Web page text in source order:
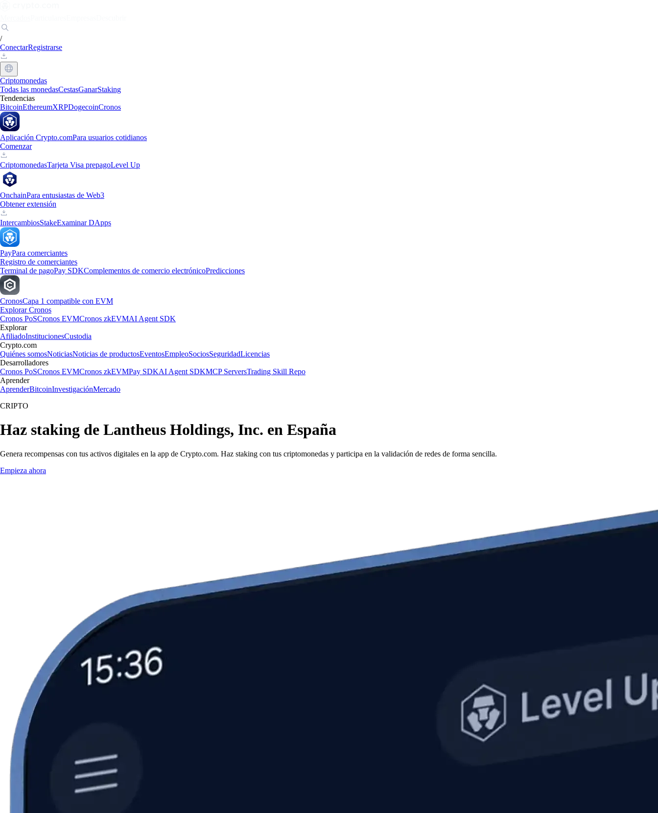
/
ConectarRegistrarse
Criptomonedas
Todas las monedasCestasGanarStaking
Tendencias
BitcoinEthereumXRPDogecoinCronos
Aplicación Crypto.comPara usuarios cotidianos
Comenzar
CriptomonedasTarjeta Visa prepagoLevel Up
OnchainPara entusiastas de Web3
Obtener extensión
IntercambiosStakeExaminar DApps
PayPara comerciantes
Registro de comerciantes
Terminal de pagoPay SDKComplementos de comercio electrónicoPredicciones
CronosCapa 1 compatible con EVM
Explorar Cronos
Cronos PoSCronos EVMCronos zkEVMAI Agent SDK
Explorar
AfiliadoInstitucionesCustodia
Crypto.com
Quiénes somosNoticiasNoticias de productosEventosEmpleoSociosSeguridadLicencias
Desarrolladores
Cronos PoSCronos EVMCronos zkEVMPay SDKAI Agent SDKMCP ServersTrading Skill Repo
Aprender
AprenderBitcoinInvestigaciónMercado
CRIPTO
Haz staking de Lantheus Holdings, Inc. en España
Genera recompensas con tus activos digitales en la app de Crypto.com. Haz staking con tus criptomonedas y participa en la validación de redes de forma sencilla.
Empieza ahora